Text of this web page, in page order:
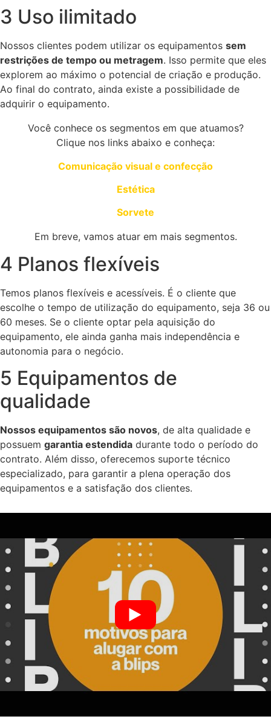
3 Uso ilimitado
Nossos clientes podem utilizar os equipamentos sem
restrições de tempo ou metragem. Isso permite que eles
explorem ao máximo o potencial de criação e produção.
Ao final do contrato, ainda existe a possibilidade de
adquirir o equipamento.
Você conhece os segmentos em que atuamos?
Clique nos links abaixo e conheça:
Comunicação visual e confecção
Estética
Sorvete
Em breve, vamos atuar em mais segmentos.
4 Planos flexíveis
Temos planos flexíveis e acessíveis. É o cliente que
escolhe o tempo de utilização do equipamento, seja 36 ou
60 meses. Se o cliente optar pela aquisição do
equipamento, ele ainda ganha mais independência e
autonomia para o negócio.
5 Equipamentos de
qualidade
Nossos equipamentos são novos, de alta qualidade e
possuem garantia estendida durante todo o período do
contrato. Além disso, oferecemos suporte técnico
especializado, para garantir a plena operação dos
equipamentos e a satisfação dos clientes.